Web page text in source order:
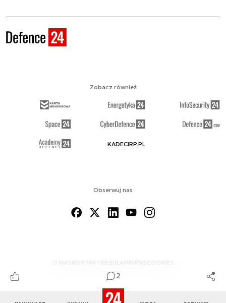
2
Obserwuj nas
O NAS KONTAKTREGULAMINRSS COOKIES
Zobacz również
KADECIRP.PL